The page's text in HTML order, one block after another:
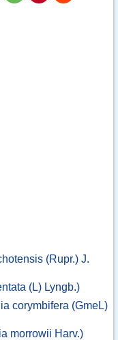
(Rupr.) J.
(L) Lyngb.)
corymbifera (GmeL)
morrowii Harv.)